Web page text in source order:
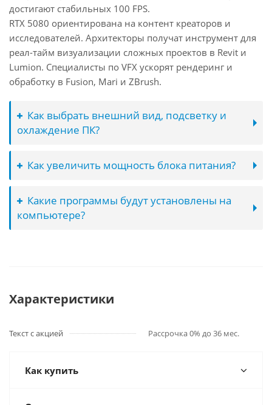
достигают стабильных 100 FPS.
RTX 5080 ориентирована на контент креаторов и
исследователей. Архитекторы получат инструмент для
реал-тайм визуализации сложных проектов в Revit и
Lumion. Специалисты по VFX ускорят рендеринг и
обработку в Fusion, Mari и ZBrush.
Как выбрать внешний вид, подсветку и
охлаждение ПК?
Как увеличить мощность блока питания?
Какие программы будут установлены на
компьютере?
Характеристики
Текст с акцией Рассрочка 0% до 36 мес.
Как купить